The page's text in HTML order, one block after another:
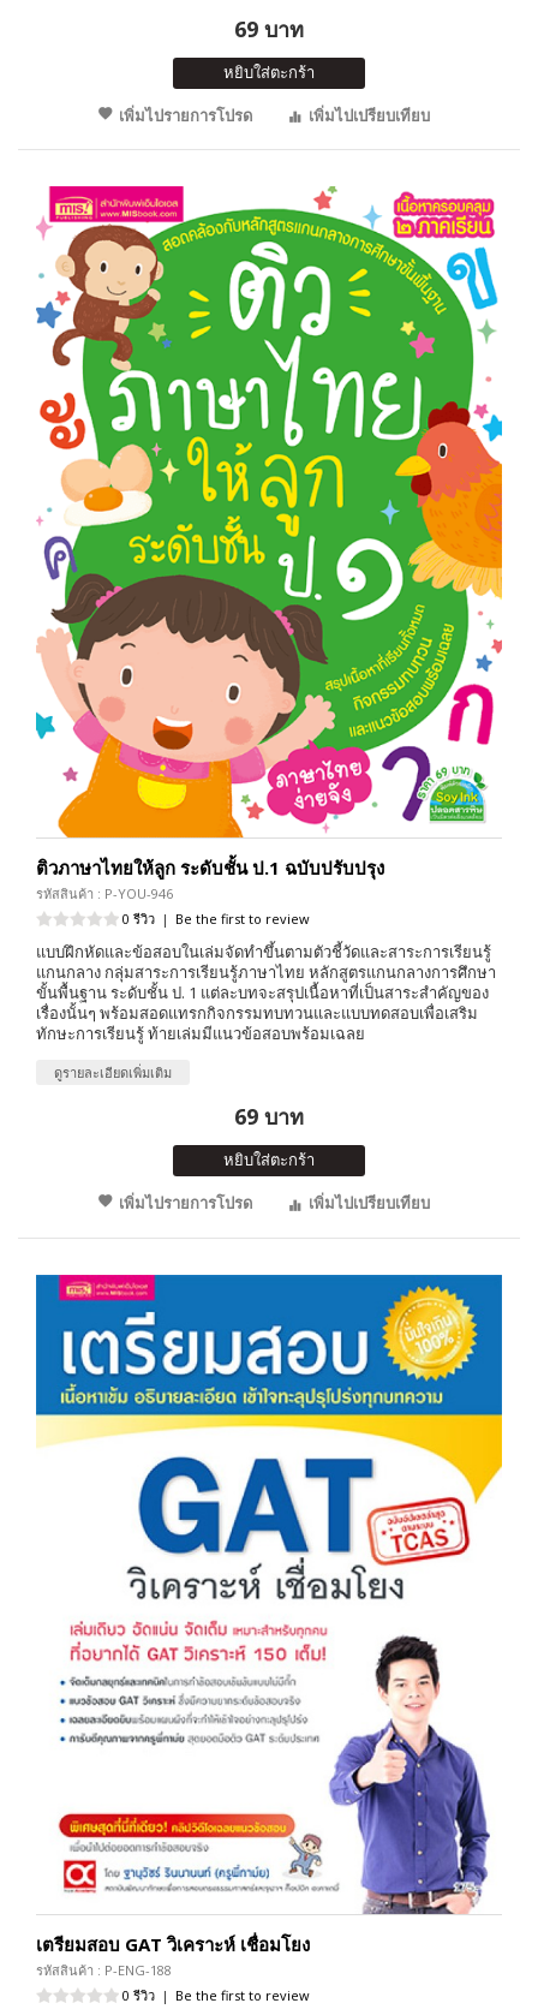
69 บาท
หยิบใส่ตะกร้า
เพิ่มไปรายการโปรด
เพิ่มไปเปรียบเทียบ
ติวภาษาไทยให้ลูก ระดับชั้น ป.1 ฉบับปรับปรุง
รหัสสินค้า : P-YOU-946
0 รีวิว | Be the first to review
แบบฝึกหัดและข้อสอบในเล่มจัดทำขึ้นตามตัวชี้วัดและสาระการเรียนรู้
แกนกลาง กลุ่มสาระการเรียนรู้ภาษาไทย หลักสูตรแกนกลางการศึกษา
ขั้นพื้นฐาน ระดับชั้น ป. 1 แต่ละบทจะสรุปเนื้อหาที่เป็นสาระสำคัญของ
เรื่องนั้นๆ พร้อมสอดแทรกกิจกรรมทบทวนและแบบทดสอบเพื่อเสริม
ทักษะการเรียนรู้ ท้ายเล่มมีแนวข้อสอบพร้อมเฉลย
ดูรายละเอียดเพิ่มเติม
69 บาท
หยิบใส่ตะกร้า
เพิ่มไปรายการโปรด
เพิ่มไปเปรียบเทียบ
เตรียมสอบ GAT วิเคราะห์ เชื่อมโยง
รหัสสินค้า : P-ENG-188
0 รีวิว | Be the first to review